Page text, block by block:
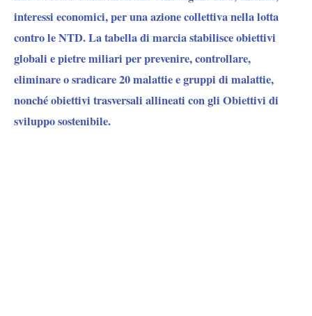
interessi economici, per una azione collettiva nella lotta
contro le NTD. La tabella di marcia stabilisce obiettivi
globali e pietre miliari per prevenire, controllare,
eliminare o sradicare 20 malattie e gruppi di malattie,
nonché obiettivi trasversali allineati con gli Obiettivi di
sviluppo sostenibile.